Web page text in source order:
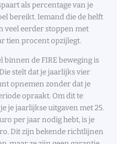
als percentage van je
bereikt. Iemand die de helft
veel eerder stoppen met
tien procent opzijlegt.
de FIRE beweging is
stelt dat je jaarlijks vier
opnemen zonder dat je
opraakt. Om dit te
je jaarlijkse uitgaven met 25.
per jaar nodig hebt, is je
Dit zijn bekende richtlijnen